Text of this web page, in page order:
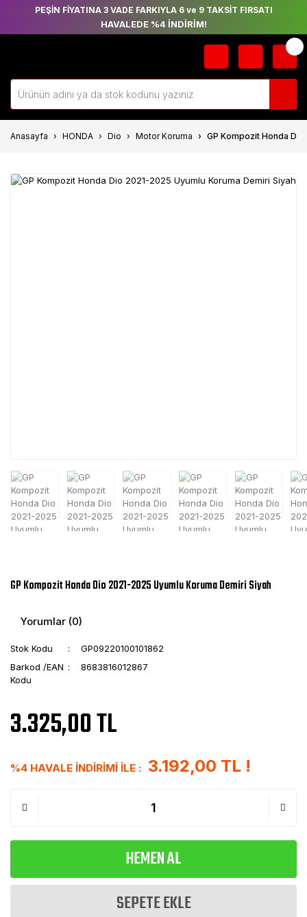
PEŞİN FİYATINA 3 VADE FARKIYLA 6 ve 9 TAKSİT FIRSATI
HAVALEDE %4 İNDİRİM!
Anasayfa HONDA Dio Motor Koruma GP Kompozit Honda
GP Kompozit Honda Dio 2021-2025 Uyumlu Koruma Demiri Siyah
Yorumlar (0)
Stok Kodu
GP09220100101862
Barkod /EAN
Kodu
8683816012867
3.325,00 TL
%4 HAVALE İNDİRİMİ İLE : 3.192,00 TL !
HEMEN AL
SEPETE EKLE